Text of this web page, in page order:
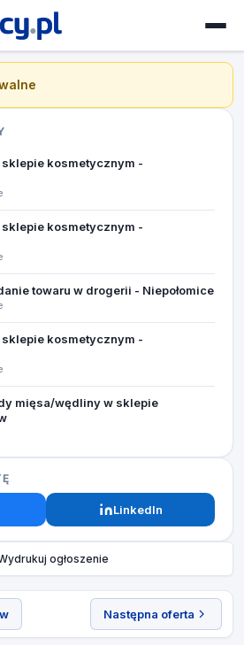
Następna oferta
sklepie kosmetycznym -
sklepie kosmetycznym -
towaru w drogerii - Niepołomice
sklepie kosmetycznym -
mięsa/wędliny w sklepie
LinkedIn
ogłoszenie